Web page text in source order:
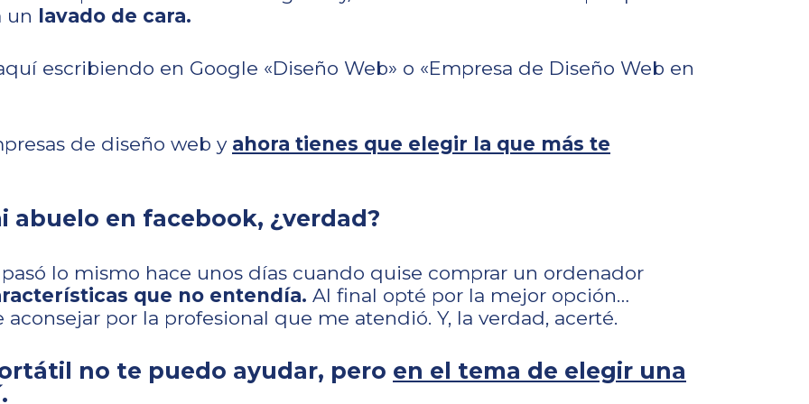
un lavado de cara.
escribiendo en Google «Diseño Web» o «Empresa de Diseño Web en
de diseño web y ahora tienes que elegir la que más te
abuelo en facebook, ¿verdad?
lo mismo hace unos días cuando quise comprar un ordenador
que no entendía. Al final opté por la mejor opción…
por la profesional que me atendió. Y, la verdad, acerté.
no te puedo ayudar, pero en el tema de elegir una